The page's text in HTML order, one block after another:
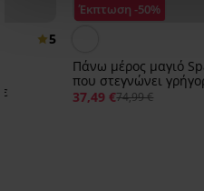
5
Έκπτωση -50%
Πάνω μέρος μαγιό
που στεγνώνει
37,49 €74,99 €